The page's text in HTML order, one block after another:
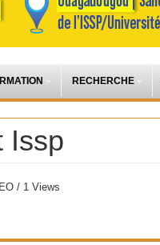
RECHERCHE
Issp
/ 1 Views